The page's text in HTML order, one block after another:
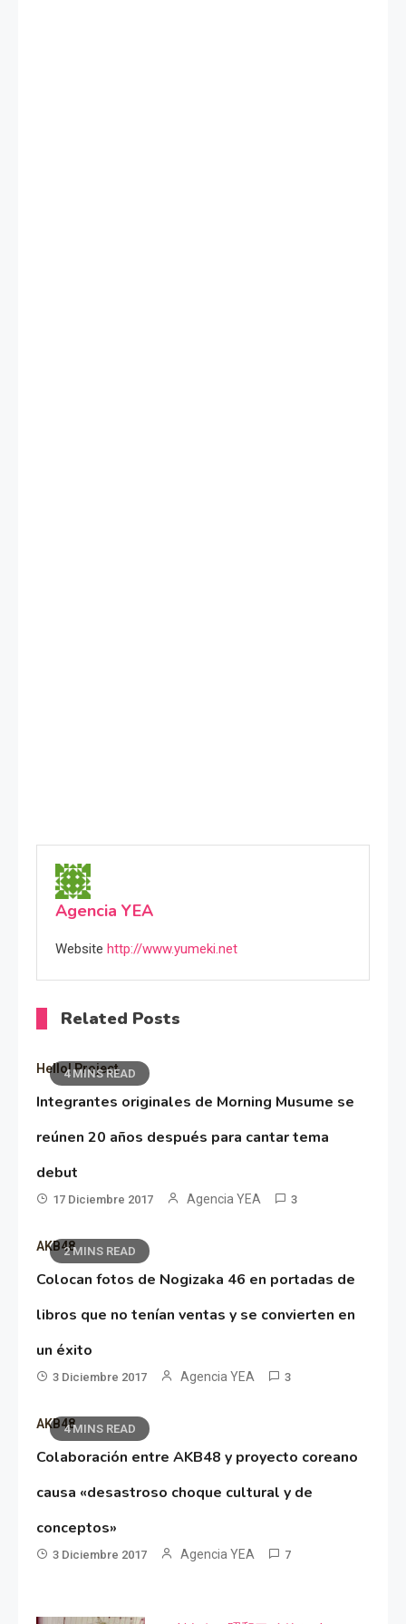
Agencia YEA
Website http://www.yumeki.net
Related Posts
4 MINS READ
Hello! Project
Integrantes originales de Morning Musume se
reúnen 20 años después para cantar tema
debut
17 Diciembre 2017 Agencia YEA 3
2 MINS READ
AKB48
Colocan fotos de Nogizaka 46 en portadas de
libros que no tenían ventas y se convierten en
un éxito
3 Diciembre 2017 Agencia YEA 3
4 MINS READ
AKB48
Colaboración entre AKB48 y proyecto coreano
causa «desastroso choque cultural y de
conceptos»
3 Diciembre 2017 Agencia YEA 7